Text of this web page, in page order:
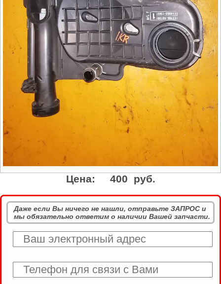
Цена: 400 руб.
Даже если Вы ничего не нашли, отправьте ЗАПРОС и
мы обязательно ответим о наличии Вашей запчасти.